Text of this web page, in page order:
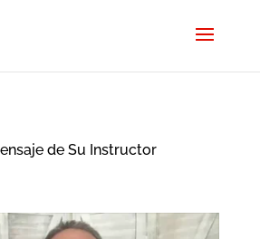
de Su Instructor